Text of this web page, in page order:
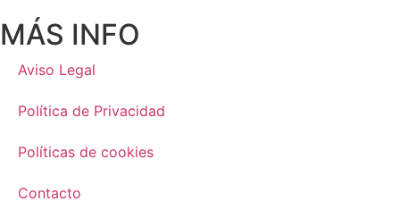
MÁS INFO
Aviso Legal
Política de Privacidad
Políticas de cookies
Contacto